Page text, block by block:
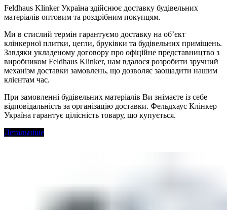
Feldhaus Klinker Україна здійснює доставку будівельних
матеріалів оптовим та роздрібним покупцям.
Ми в стислий термін гарантуємо доставку на об’єкт
клінкерної плитки, цегли, бруківки та будівельних приміщень.
Завдяки укладеному договору про офіційне представництво з
виробником Feldhaus Klinker, нам вдалося розробити зручний
механізм доставки замовлень, що дозволяє заощадити нашим
клієнтам час.
При замовленні будівельних матеріалів Ви знімаєте із себе
відповідальність за організацію доставки. Фельдхаус Клінкер
Україна гарантує цілісність товару, що купується.
Детальніше